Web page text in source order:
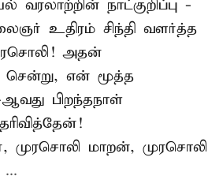
வரலாற்றின் நாட்குறிப்பு -
உதிரம் சிந்தி வளர்த்த
அதன்
சென்று, என் மூத்த
பிறந்தநாள்
மாறன், முரசொலி